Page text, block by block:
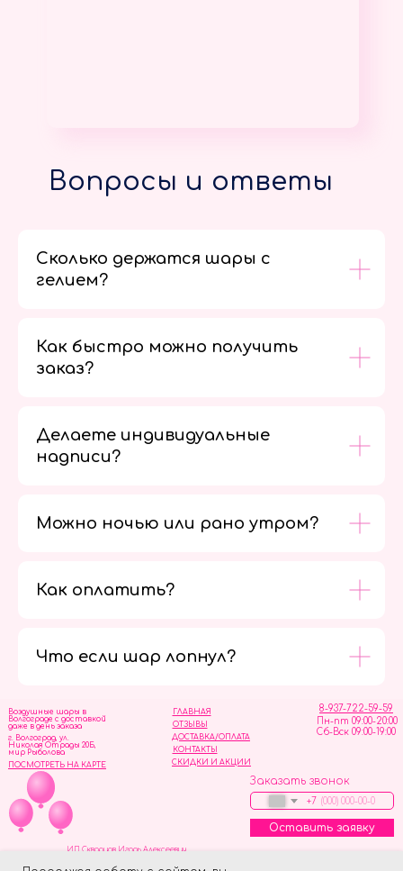
Вопросы и ответы
Сколько держатся шары с
гелием?
Как быстро можно получить
заказ?
Делаете индивидуальные
надписи?
Можно ночью или рано утром?
Как оплатить?
Что если шар лопнул?
ОТЗЫВЫ
ГЛАВНАЯ
ДОСТАВКА/ОПЛАТА
СКИДКИ И АКЦИИ
КОНТАКТЫ
8-937-722-59-59
Пн-пт 09:00-20:00
Сб-Вск 09:00-19:00
Воздушные шары в
Волгограде с доставкой
даже в день заказа
Заказать звонок
+7
Оставить заявку
г. Волгоград, ул.
Николая Отрады 20Б,
мир Рыболова
ПОСМОТРЕТЬ НА КАРТЕ
ИП Скворцов Игорь Алексеевич